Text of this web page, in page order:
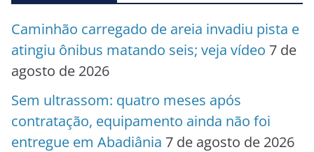
Caminhão carregado de areia invadiu pista e
atingiu ônibus matando seis; veja vídeo 7 de
agosto de 2026
Sem ultrassom: quatro meses após
contratação, equipamento ainda não foi
entregue em Abadiânia 7 de agosto de 2026